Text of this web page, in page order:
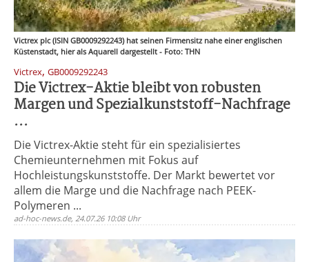
Victrex plc (ISIN GB0009292243) hat seinen Firmensitz nahe einer englischen
Küstenstadt, hier als Aquarell dargestellt - Foto: THN
Victrex, GB0009292243
Die Victrex-Aktie bleibt von robusten
Margen und Spezialkunststoff-Nachfrage
...
Die Victrex-Aktie steht für ein spezialisiertes
Chemieunternehmen mit Fokus auf
Hochleistungskunststoffe. Der Markt bewertet vor
allem die Marge und die Nachfrage nach PEEK-
Polymeren ...
ad-hoc-news.de, 24.07.26 10:08 Uhr